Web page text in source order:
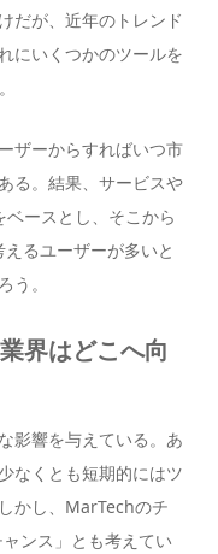
だが、近年のトレンド
にいくつかのツールを
ザーからすればいつ市
る。結果、サービスや
ースとし、そこから
るユーザーが多いと
う。
界はどこへ向
影響を与えている。あ
なくとも短期的にはツ
かし、MarTechのチ
ンス」とも考えてい